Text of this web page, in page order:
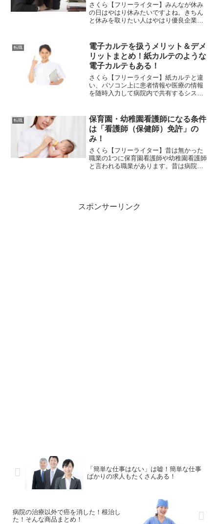
さくら【フリーライター】みんなが休み
の日はやはり休みたいですよね。きちん
と休みを取りたい人はやはり優良企業や
日はせっかく仕事から離れるのですか
ら、仕事の分野とは関係がな...
転職
電子カルテを扱うメリット＆デメ
リットまとめ！紙カルテのような
電子カルテもある！
さくら【フリーライター】紙カルテと違
い、パソコン上に患者情報や医療の情報
を随時入力して病院内で共有するシステ
らね！紙カルテなんて棚がいっぱいにな
るだけです・・・。さくら...
転職
保育園・幼稚園看護師になる条件
は「看護師（保健師）免許」の
み！
さくら【フリーライター】昔は無かった
職業の1つに保育園看護師や幼稚園看護師
と言われる職業があります。昔は病院や
スポンサーリンク
「簡単な仕事はない」は嘘！簡単な仕事
ばかりの求人もたくさんある！
病院の治療以外で癌を消した！根治し
た！そんな商品まとめ！